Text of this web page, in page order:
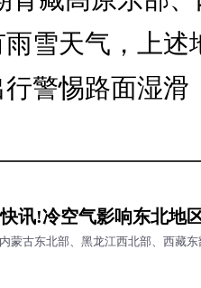
雪天气，上述
警惕路面湿滑
讯!冷空气影响东北地
蒙古东北部、黑龙江西北部、西藏